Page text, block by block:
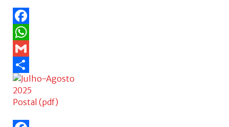
Facebook
WhatsApp
Gmail
Share
Postal (pdf)